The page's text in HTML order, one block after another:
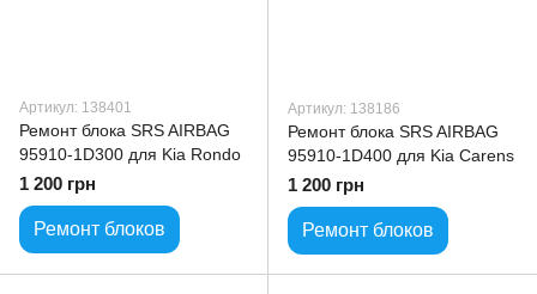
Артикул: 138401
Ремонт блока SRS AIRBAG
95910-1D300 для Kia Rondo
1 200 грн
Ремонт блоков
Артикул: 138186
Ремонт блока SRS AIRBAG
95910-1D400 для Kia Carens
1 200 грн
Ремонт блоков